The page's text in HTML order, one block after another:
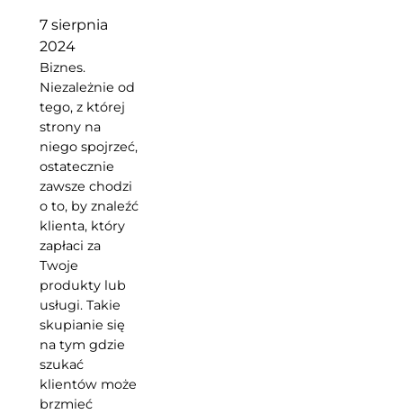
7 sierpnia
2024
Biznes.
Niezależnie od
tego, z której
strony na
niego spojrzeć,
ostatecznie
zawsze chodzi
o to, by znaleźć
klienta, który
zapłaci za
Twoje
produkty lub
usługi. Takie
skupianie się
na tym gdzie
szukać
klientów może
brzmieć